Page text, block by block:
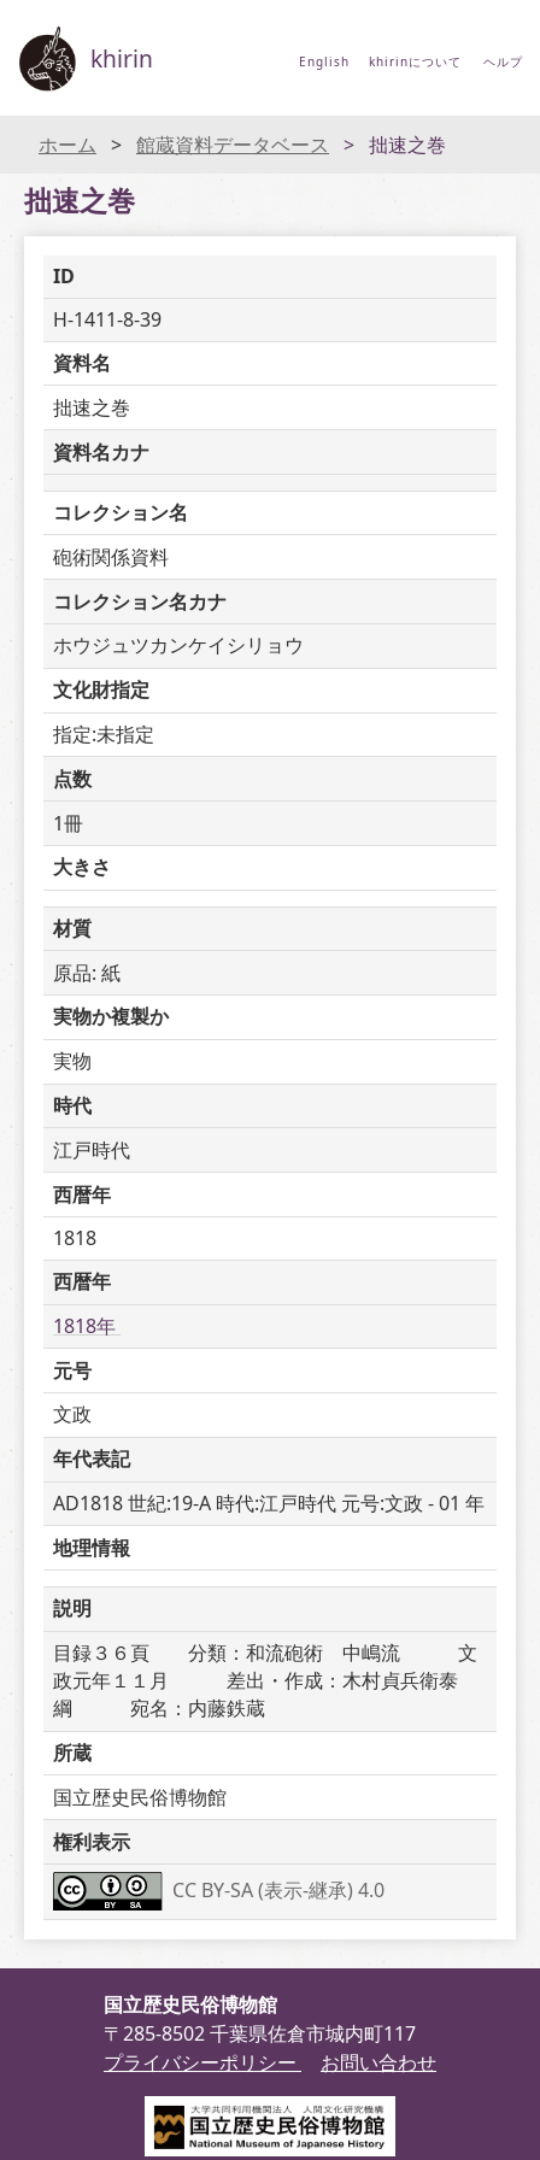
khirin English khirinについて ヘルプ
ホーム 館蔵資料データベース 拙速之巻
拙速之巻
ID
H-1411-8-39
資料名
拙速之巻
資料名カナ
コレクション名
砲術関係資料
コレクション名カナ
ホウジュツカンケイシリョウ
文化財指定
指定:未指定
点数
1冊
大きさ
材質
原品: 紙
実物か複製か
実物
時代
江戸時代
西暦年
1818
西暦年
1818年
元号
文政
年代表記
AD1818 世紀:19-A 時代:江戸時代 元号:文政 - 01 年
地理情報
説明
目録３６頁　　分類：和流砲術　中嶋流　　　文
政元年１１月　　　差出・作成：木村貞兵衛泰
綱　　　宛名：内藤鉄蔵
所蔵
国立歴史民俗博物館
権利表示
CC BY-SA (表示-継承) 4.0
国立歴史民俗博物館
〒285-8502 千葉県佐倉市城内町117
プライバシーポリシー
お問い合わせ